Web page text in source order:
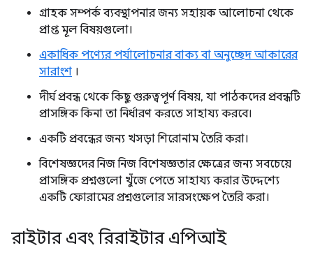
গ্রাহক সম্পর্ক ব্যবস্থাপনার জন্য সহায়ক আলোচনা থেকে
প্রাপ্ত মূল বিষয়গুলো।
একাধিক পণ্যের পর্যালোচনার বাক্য বা অনুচ্ছেদ আকারের
সারাংশ ।
দীর্ঘ প্রবন্ধ থেকে কিছু গুরুত্বপূর্ণ বিষয়, যা পাঠকদের প্রবন্ধটি
প্রাসঙ্গিক কিনা তা নির্ধারণ করতে সাহায্য করবে।
একটি প্রবন্ধের জন্য খসড়া শিরোনাম তৈরি করা।
বিশেষজ্ঞদের নিজ নিজ বিশেষজ্ঞতার ক্ষেত্রের জন্য সবচেয়ে
প্রাসঙ্গিক প্রশ্নগুলো খুঁজে পেতে সাহায্য করার উদ্দেশ্যে
একটি ফোরামের প্রশ্নগুলোর সারসংক্ষেপ তৈরি করা।
রাইটার এবং রিরাইটার এপিআই